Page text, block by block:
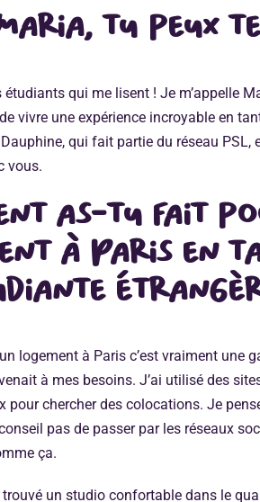
tu peux
qui me lisent ! Je m’appelle
vivre une expérience incroyable en
Dauphine, qui fait partie du réseau
vous.
as-tu fait
à Paris en
logement à Paris c’est vraiment une
à mes besoins. J’ai utilisé des
pour chercher des colocations. Je
pas de passer par les réseaux
ça.
trouvé un studio confortable dans le